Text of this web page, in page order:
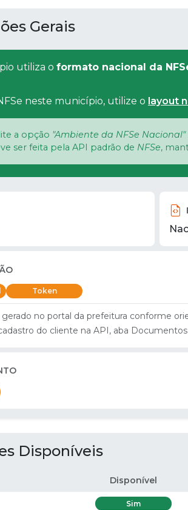
Gerais
utiliza o formato nacional da
neste município, utilize o layout
a opção "Ambiente da NFSe Nacional"
ser feita pela API padrão de NFSe,
Token
gerado no portal da prefeitura conforme
do cliente na API, aba Documentos
Disponíveis
Disponível
Sim